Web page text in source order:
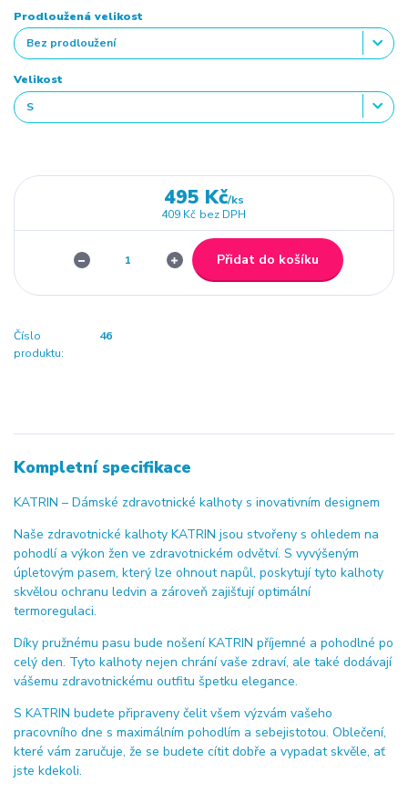
Prodloužená velikost
Velikost
495 Kč/ks
409 Kč bez DPH
Přidat do košíku
Číslo
produktu:
46
Kompletní specifikace
KATRIN – Dámské zdravotnické kalhoty s inovativním designem
Naše zdravotnické kalhoty KATRIN jsou stvořeny s ohledem na
pohodlí a výkon žen ve zdravotnickém odvětví. S vyvýšeným
úpletovým pasem, který lze ohnout napůl, poskytují tyto kalhoty
skvělou ochranu ledvin a zároveň zajišťují optimální
termoregulaci.
Díky pružnému pasu bude nošení KATRIN příjemné a pohodlné po
celý den. Tyto kalhoty nejen chrání vaše zdraví, ale také dodávají
vášemu zdravotnickému outfitu špetku elegance.
S KATRIN budete připraveny čelit všem výzvám vašeho
pracovního dne s maximálním pohodlím a sebejistotou. Oblečení,
které vám zaručuje, že se budete cítit dobře a vypadat skvěle, ať
jste kdekoli.